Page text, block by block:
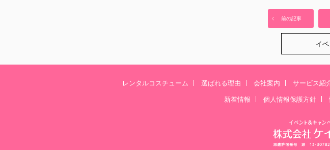
前の記事
イ
レンタルコスチューム 選ばれる理由 会社案内 サービス紹
新着情報
個人情報保護方針